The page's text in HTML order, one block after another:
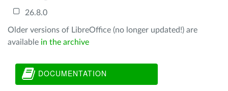
26.8.0
Older versions of LibreOffice (no longer updated!) are
available in the archive
DOCUMENTATION